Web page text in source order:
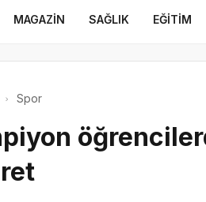
MAGAZIN SAĞLIK EĞITIM
Spor